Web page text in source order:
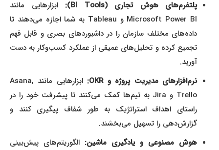
پلتفرم‌های هوش تجاری (BI Tools):
ابزارهایی مانند
Microsoft Power BI و Tableau به شما اجازه می‌دهند تا
داده‌های مختلف سازمان را در داشبوردهای بصری و قابل فهم
تجمیع کرده و تحلیل‌های عمیقی از عملکرد کسب‌وکار به دست
آورید.
نرم‌افزارهای مدیریت پروژه و OKR:
ابزارهایی مانند Asana,
Trello و Jira به تیم‌ها کمک می‌کنند تا پیشرفت خود را در
راستای اهداف استراتژیک به طور شفاف پیگیری کنند و
گزارش‌دهی را تسهیل می‌بخشند.
هوش مصنوعی و یادگیری ماشین: الگوریتم‌های پیش‌بینی